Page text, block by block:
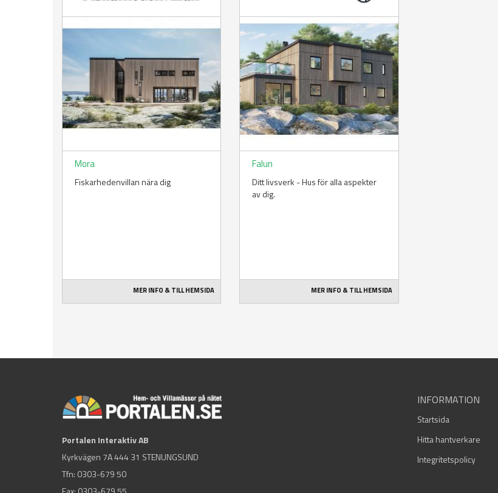
Mora
Fiskarhedenvillan nära dig
MER INFO & TILL HEMSIDA
Falun
Ditt livsverk - Hus för alla aspekter
av dig.
MER INFO & TILL HEMSIDA
Portalen Interaktiv AB
Kyrkvägen 7A 444 31 STENUNGSUND
Tfn: 0303-679 50
INFORMATION
Startsida
Hitta hantverkare
Integritetspolicy